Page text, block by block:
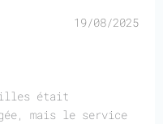
19/08/2025
était
mais le service